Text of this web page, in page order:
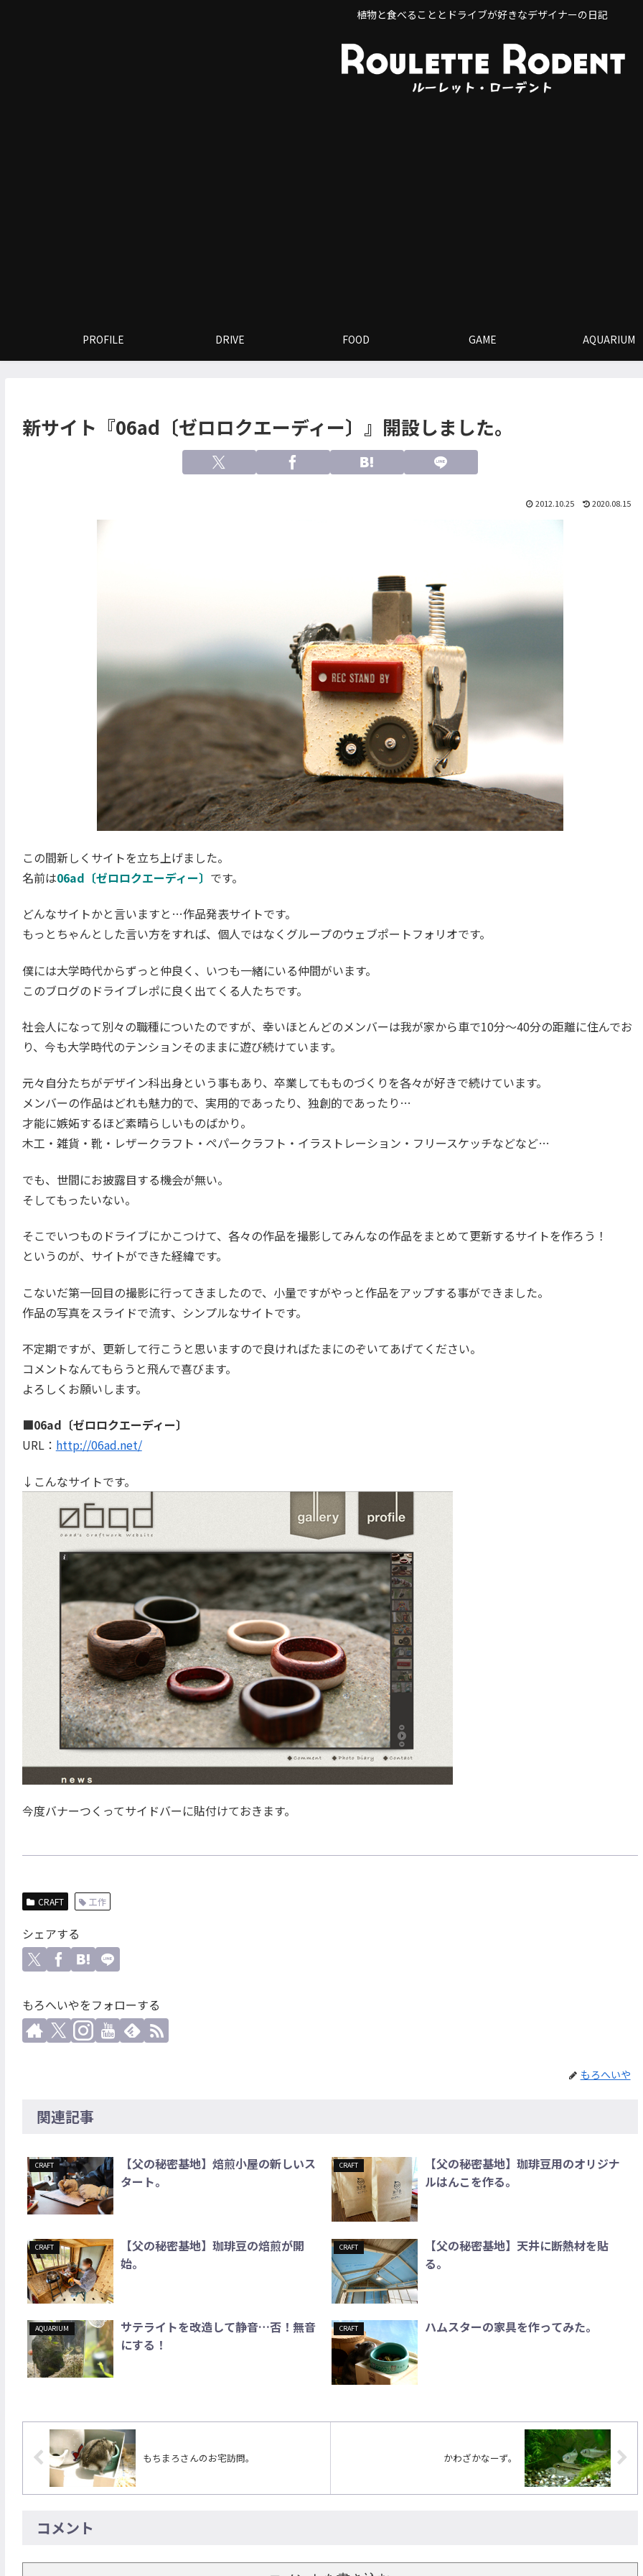
植物と食べることとドライブが好きなデザイナーの日記
PROFILE DRIVE FOOD GAME AQUARIUM
新サイト『06ad〔ゼロロクエーディー〕』開設しました。
2012.10.25 2020.08.15
この間新しくサイトを立ち上げました。
名前は06ad〔ゼロロクエーディー〕 です。
どんなサイトかと言いますと…作品発表サイトです。
もっとちゃんとした言い方をすれば、個人ではなくグループのウェブポートフォリオです。
僕には大学時代からずっと仲良く、いつも一緒にいる仲間がいます。
このブログのドライブレポに良く出てくる人たちです。
社会人になって別々の職種についたのですが、幸いほとんどのメンバーは我が家から車で10分〜40分の距離に住んでお
り、今も大学時代のテンションそのままに遊び続けています。
元々自分たちがデザイン科出身という事もあり、卒業してもものづくりを各々が好きで続けています。
メンバーの作品はどれも魅力的で、実用的であったり、独創的であったり…
才能に嫉妬するほど素晴らしいものばかり。
木工・雑貨・靴・レザークラフト・ペパークラフト・イラストレーション・フリースケッチなどなど…
でも、世間にお披露目する機会が無い。
そしてもったいない。
そこでいつものドライブにかこつけて、各々の作品を撮影してみんなの作品をまとめて更新するサイトを作ろう！
というのが、サイトができた経緯です。
こないだ第一回目の撮影に行ってきましたので、小量ですがやっと作品をアップする事ができました。
作品の写真をスライドで流す、シンプルなサイトです。
不定期ですが、更新して行こうと思いますので良ければたまにのぞいてあげてください。
コメントなんてもらうと飛んで喜びます。
よろしくお願いします。
■06ad〔ゼロロクエーディー〕
URL： http://06ad.net/
↓こんなサイトです。
今度バナーつくってサイドバーに貼付けておきます。
CRAFT 工作
シェアする
もろへいやをフォローする
もろへいや
関連記事
CRAFT
【父の秘密基地】焙煎小屋の新しいス
タート。
CRAFT
【父の秘密基地】珈琲豆用のオリジナ
ルはんこを作る。
CRAFT
【父の秘密基地】珈琲豆の焙煎が開
始。
CRAFT
【父の秘密基地】天井に断熱材を貼
る。
AQUARIUM
サテライトを改造して静音…否！無音
にする！
CRAFT ハムスターの家具を作ってみた。
もちまろさんのお宅訪問。 かわざかなーず。
コメント